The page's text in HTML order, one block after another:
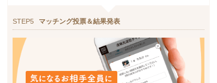
STEP5 マッチング投票＆結果発表